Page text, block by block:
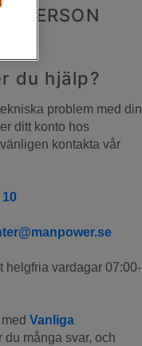
du hjälp?
problem med din
ditt konto hos
kontakta vår
10
helgfria vardagar 07:00-
Vanliga
du många svar, och